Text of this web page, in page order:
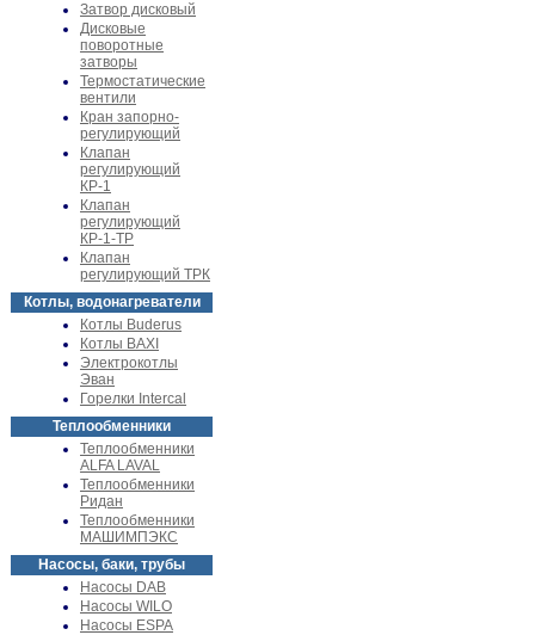
Затвор дисковый
Дисковые
поворотные
затворы
Термостатические
вентили
Кран запорно-
регулирующий
Клапан
регулирующий
КР-1
Клапан
регулирующий
КР-1-ТР
Клапан
регулирующий ТРК
Котлы, водонагреватели
Котлы Buderus
Котлы BAXI
Электрокотлы
Эван
Горелки Intercal
Теплообменники
Теплообменники
ALFA LAVAL
Теплообменники
Ридан
Теплообменники
МАШИМПЭКС
Насосы, баки, трубы
Насосы DAB
Насосы WILO
Насосы ESPA